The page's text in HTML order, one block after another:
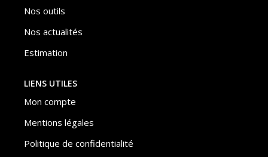
Nos outils
Nos actualités
Estimation
LIENS UTILES
Mon compte
Mentions légales
Politique de confidentialité